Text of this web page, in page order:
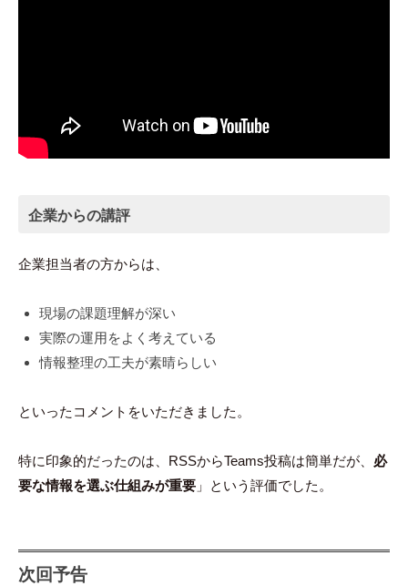
企業からの講評
企業担当者の方からは、
現場の課題理解が深い
実際の運用をよく考えている
情報整理の工夫が素晴らしい
といったコメントをいただきました。
特に印象的だったのは、RSSからTeams投稿は簡単だが、 必
要な情報を選ぶ仕組みが重要 」という評価でした。
次回予告